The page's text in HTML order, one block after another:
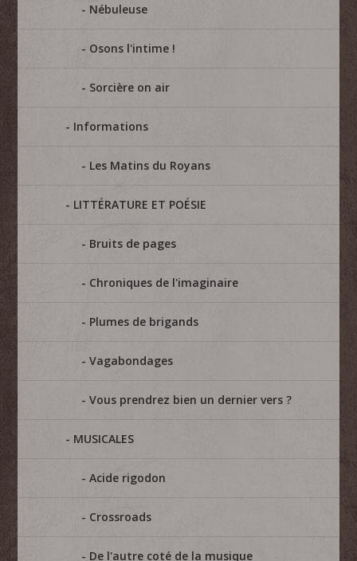
Nébuleuse
Osons l'intime !
Sorcière on air
Informations
Les Matins du Royans
LITTÉRATURE ET POÉSIE
Bruits de pages
Chroniques de l'imaginaire
Plumes de brigands
Vagabondages
Vous prendrez bien un dernier vers ?
MUSICALES
Acide rigodon
Crossroads
De l'autre coté de la musique